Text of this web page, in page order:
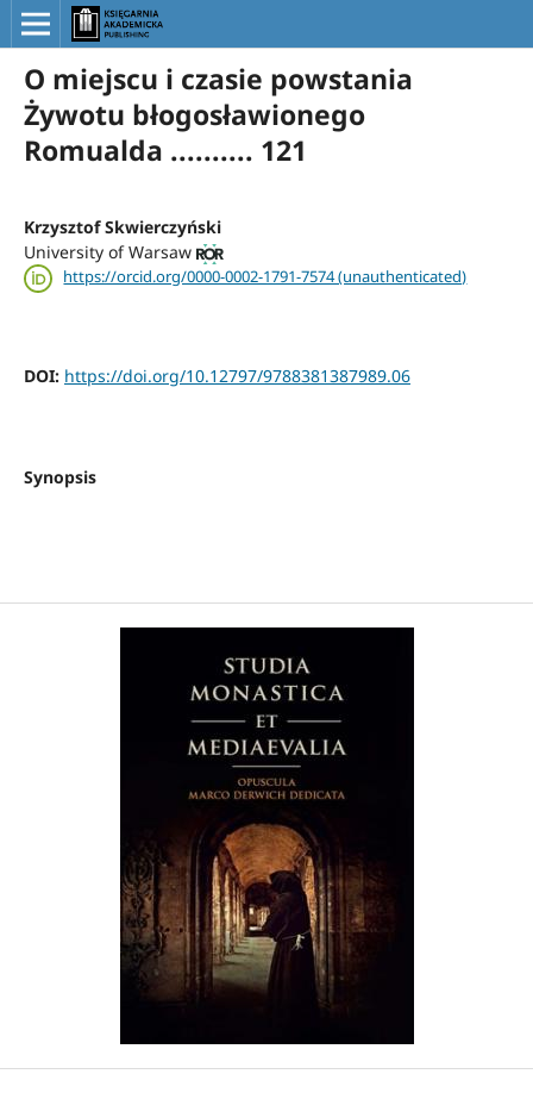
O miejscu i czasie powstania
Żywotu błogosławionego
Romualda .......... 121
Krzysztof Skwierczyński
University of Warsaw
https://orcid.org/0000-0002-1791-7574 (unauthenticated)
DOI: https://doi.org/10.12797/9788381387989.06
Synopsis